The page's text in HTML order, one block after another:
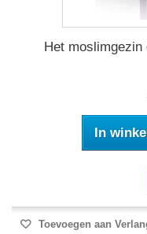
Het
In
Toevoegen aan